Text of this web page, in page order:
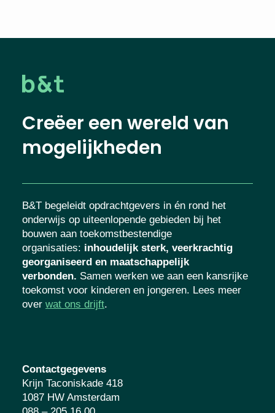
Creëer een wereld van
mogelijkheden
B&T begeleidt opdrachtgevers in én rond het
onderwijs op uiteenlopende gebieden bij het
bouwen aan toekomstbestendige
organisaties: inhoudelijk sterk, veerkrachtig
georganiseerd en maatschappelijk
verbonden. Samen werken we aan een kansrijke
toekomst voor kinderen en jongeren. Lees meer
over wat ons drijft.
Contactgegevens
Krijn Taconiskade 418
1087 HW Amsterdam